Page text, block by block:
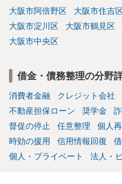
大阪市阿倍野区
大阪市住吉区
大阪市淀川区
大阪市鶴見区
大阪市中央区
借金・債務整理の分野
消費者金融 クレジット会社
不動産担保ローン
奨学金
督促の停止
任意整理 個人
時効の援用
信用情報回復
個人・プライベート
法人・